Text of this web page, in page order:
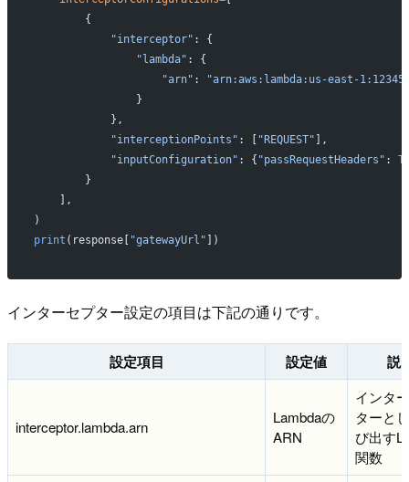
        {
            "interceptor"
: {
                "lambda"
: {
                    "arn"
:
"arn:aws:lambda:us-east-
                }
            },
            "interceptionPoints"
: [ "REQUEST" ],
            "inputConfiguration"
: { "passRequestHeaders" :
        }
    ],
)
print (response[ "gatewayUrl" ])
インターセプター設定の項目は下記の通りです。
設定項目 設定値 説
interceptor.lambda.arn
Lambdaの
ARN
インタ
ターと
び出す
関数